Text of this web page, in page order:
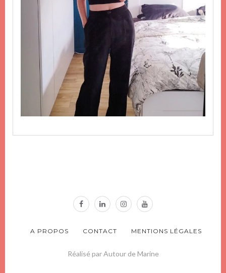
A PROPOS CONTACT MENTIONS LÉGALES
Réalisé par Autour de Marine